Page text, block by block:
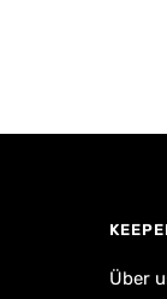
Über